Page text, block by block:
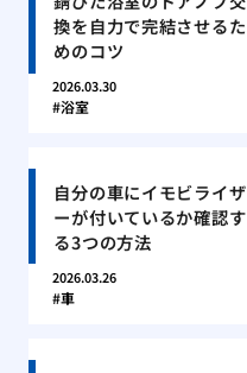
換を自力で完結させるた
めのコツ
2026.03.30
浴室
自分の車にイモビライザ
ーが付いているか確認す
る3つの方法
2026.03.26
車